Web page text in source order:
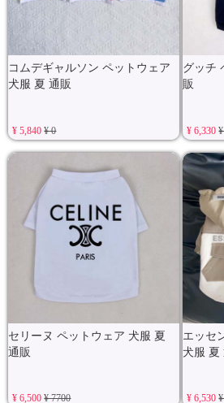
コムデギャルソン ペットウェア
犬服 夏 通販
¥ 5,840¥ 0
グッチ
販
¥ 6,330
セリーヌ ペットウェア 犬服 夏
通販
¥ 6,500¥ 7700
エッセ
犬服 夏
¥ 6,530